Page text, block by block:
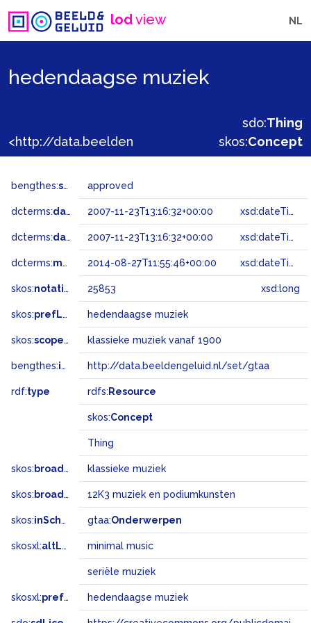
lodview NL
hedendaagse muziek
sdo:Thing
skos:Concept
bengthes:status approved
dcterms:dateAccepted 2007-11-23T13:16:32+00:00 xsd:dateTime
dcterms:dateSubmitted 2007-11-23T13:16:32+00:00 xsd:dateTime
dcterms:modified 2014-08-27T11:55:46+00:00 xsd:dateTime
skos:notation 25853 xsd:long
skos:prefLabel hedendaagse muziek
skos:scopeNote klassieke muziek vanaf 1900
bengthes:inSet http://data.beeldengeluid.nl/set/gtaa
rdf:type rdfs: Resource
skos:Concept
Thing
skos: broader klassieke muziek
skos: broadMatch 12K3 muziek en podiumkunsten
skos:inScheme gtaa:Onderwerpen
skosxl:altLabel minimal music
seriële muziek
skosxl:prefLabel hedendaagse muziek